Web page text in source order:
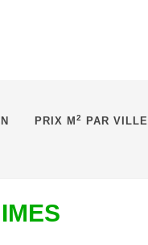
PRIX M 2 PAR VILLE